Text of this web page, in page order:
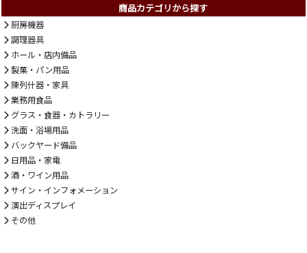
商品カテゴリから探す
厨房機器
調理器具
ホール・店内備品
製菓・パン用品
陳列什器・家具
業務用食品
グラス・食器・カトラリー
洗面・浴場用品
バックヤード備品
日用品・家電
酒・ワイン用品
サイン・インフォメーション
演出ディスプレイ
その他